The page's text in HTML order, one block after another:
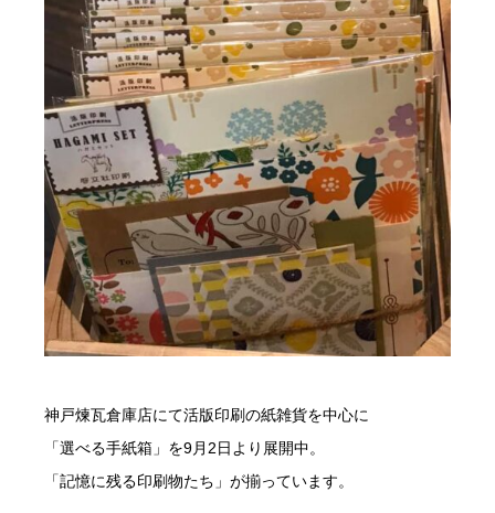
神戸煉瓦倉庫店にて活版印刷の紙雑貨を中心に
「選べる手紙箱」を9月2日より展開中。
「記憶に残る印刷物たち」が揃っています。